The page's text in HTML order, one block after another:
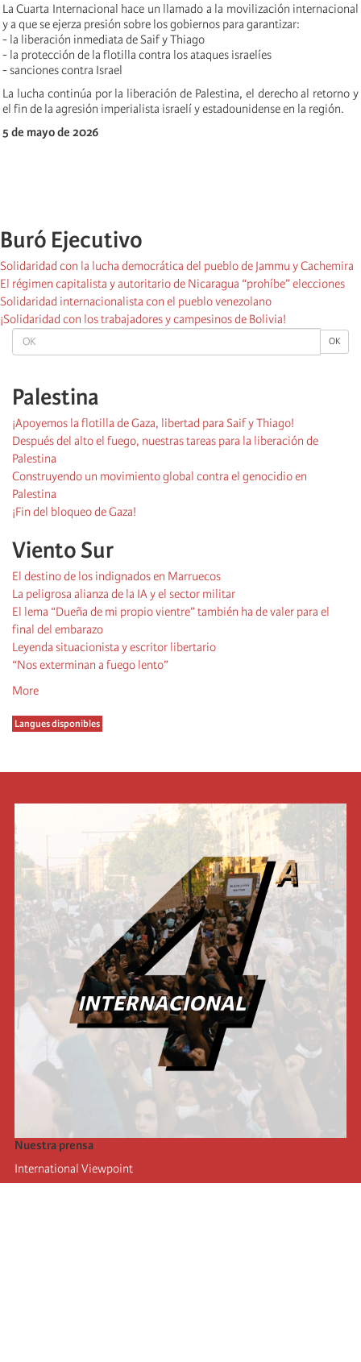
OK OK
Palestina
¡Apoyemos la flotilla de Gaza, libertad para Saif y Thiago!
Después del alto el fuego, nuestras tareas para la liberación de
Palestina
Construyendo un movimiento global contra el genocidio en
Palestina
¡Fin del bloqueo de Gaza!
Viento Sur
El destino de los indignados en Marruecos
La peligrosa alianza de la IA y el sector militar
El lema “Dueña de mi propio vientre” también ha de valer para el
final del embarazo
Leyenda situacionista y escritor libertario
“Nos exterminan a fuego lento”
More
Langues disponibles
La Cuarta Internacional hace un llamado a la movilización internacional
y a que se ejerza presión sobre los gobiernos para garantizar:
- la liberación inmediata de Saif y Thiago
- la protección de la flotilla contra los ataques israelíes
- sanciones contra Israel
La lucha continúa por la liberación de Palestina, el derecho al retorno y
el fin de la agresión imperialista israelí y estadounidense en la región.
5 de mayo de 2026
Buró Ejecutivo
Solidaridad con la lucha democrática del pueblo de Jammu y Cachemira
El régimen capitalista y autoritario de Nicaragua “prohíbe” elecciones
Solidaridad internacionalista con el pueblo venezolano
¡Solidaridad con los trabajadores y campesinos de Bolivia!
Nuestra prensa
International Viewpoint